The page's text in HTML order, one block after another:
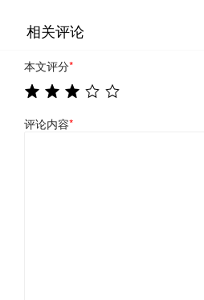
相关评论
本文评分*
评论内容*